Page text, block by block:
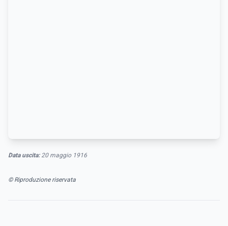
Data uscita:20 maggio 1916
© Riproduzione riservata